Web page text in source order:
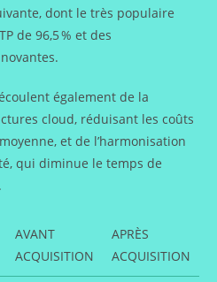
dont le très populaire
de 96,5 % et des
également de la
cloud, réduisant les coûts
et de l’harmonisation
qui diminue le temps de
AVANT
ACQUISITION
APRÈS
ACQUISITION